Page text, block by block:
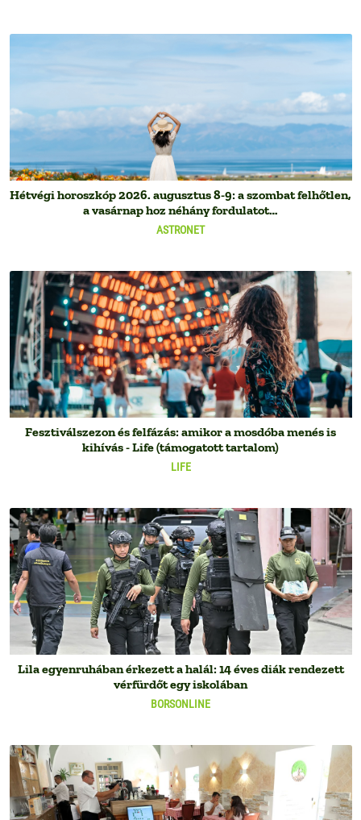
ASTRONET
Hétvégi horoszkóp 2026. augusztus 8-9: a szombat felhőtlen,
a vasárnap hoz néhány fordulatot…
LIFE
Fesztiválszezon és felfázás: amikor a mosdóba menés is
kihívás - Life (támogatott tartalom)
BORSONLINE
Lila egyenruhában érkezett a halál: 14 éves diák rendezett
vérfürdőt egy iskolában